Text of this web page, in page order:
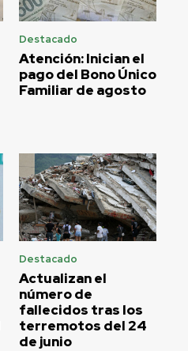
Destacado
Atención: Inician el
pago del Bono Único
Familiar de agosto
Destacado
Actualizan el
número de
fallecidos tras los
terremotos del 24
de junio